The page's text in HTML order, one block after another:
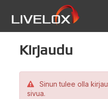
Kirjaudu
Sinun tulee olla
sivua.